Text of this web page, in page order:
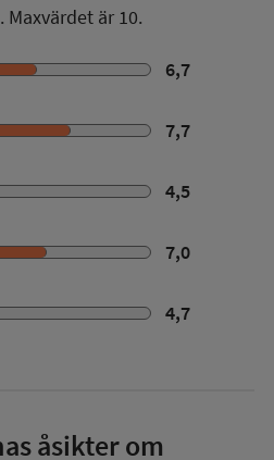
Maxvärdet är 10.
6,7
7,7
4,5
7,0
4,7
åsikter om